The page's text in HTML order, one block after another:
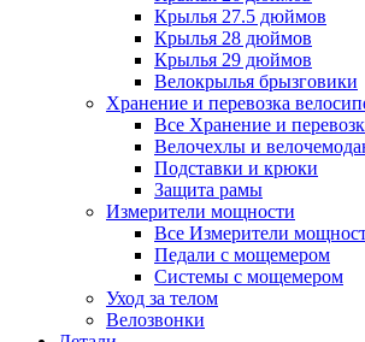
Крылья 27.5 дюймов
Крылья 28 дюймов
Крылья 29 дюймов
Велокрылья брызговики
Хранение и перевозка
Все Хранение и
Велочехлы и
Подставки и крюки
Защита рамы
Измерители мощности
Все Измерители
Педали с мощемером
Системы с мощемером
Уход за телом
Велозвонки